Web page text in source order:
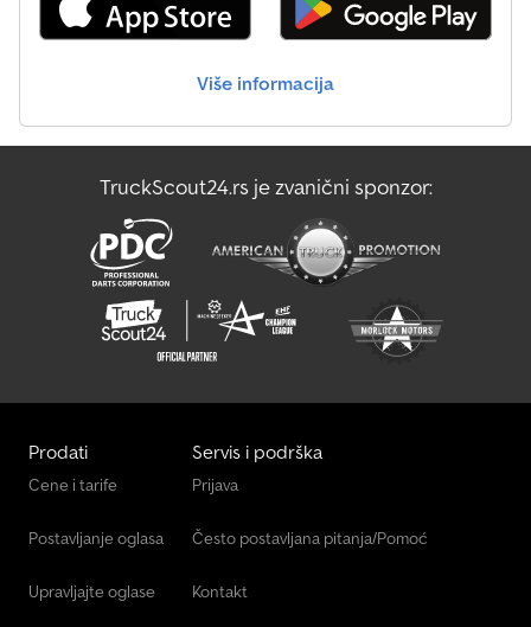
primili drugačiju informaciju, molimo vas da nas kontaktirate. U
slučaju bilo kakvih sumnji, pozovite nas kako bismo mogli
banci: Rabobank Laan van Limburg 2 4701BP Roosendaal IBAN: NL
Više informacija
TruckScout24.rs je zvanični sponzor:
Prodati
Cene i tarife
Postavljanje oglasa
Upravljajte oglase
Servis i podrška
Prijava
Često postavljana pitanja/Pomoć
Kontakt